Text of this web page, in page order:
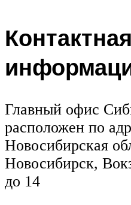
Контактная
Главный офис
расположен по
Новосибирская
Новосибирск,
до 14